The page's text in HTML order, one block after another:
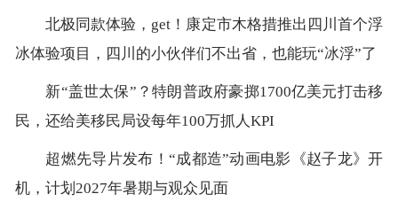
北极同款体验，get！康定市木格措推出四川首个浮
冰体验项目，四川的小伙伴们不出省，也能玩“冰浮”了
新“盖世太保”？特朗普政府豪掷1700亿美元打击移
民，还给美移民局设每年100万抓人KPI
超燃先导片发布！“成都造”动画电影《赵子龙》开
机，计划2027年暑期与观众见面